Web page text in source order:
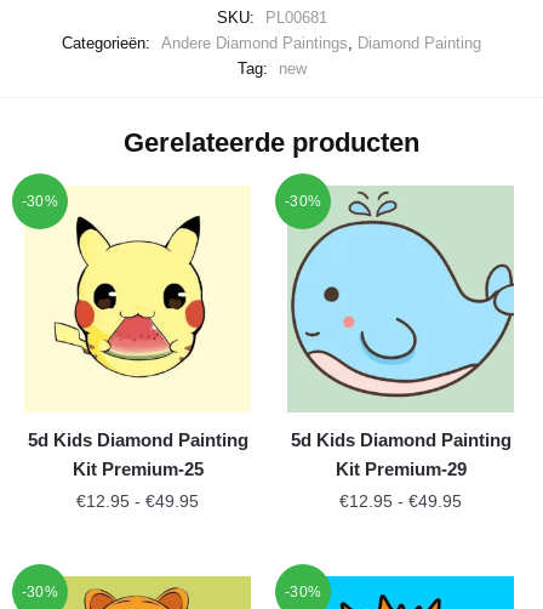
SKU:
PL00681
Categorieën:
Andere Diamond Paintings
Diamond Painting
Tag:
new
Gerelateerde producten
-30%
5d Kids Diamond Painting
Kit Premium-25
€12.95 - €49.95
-30%
5d Kids Diamond Painting
Kit Premium-29
€12.95 - €49.95
-30% -30%